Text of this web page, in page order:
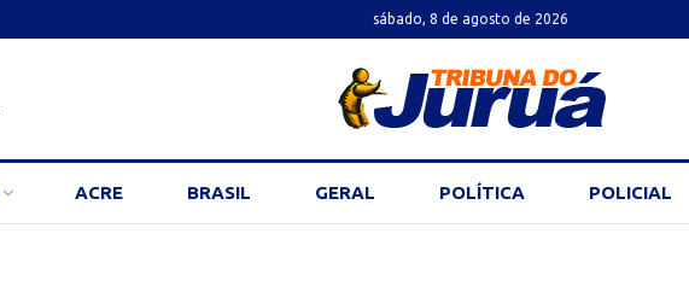
sábado, 8 de agosto de 2026
ACRE BRASIL GERAL POLÍTICA POLICIAL